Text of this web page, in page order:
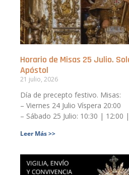
Horario de Misas 25 Julio.
Apóstol
21 julio, 2026
Día de precepto festivo. Misas:
– Viernes 24 Julio Víspera 20:00
– Sábado 25 Julio: 10:30 | 12:00
Leer Más >>